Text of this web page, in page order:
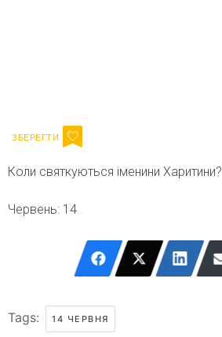
Коли святкуються іменини Харитини?
Червень: 14
Tags: 14 ЧЕРВНЯ